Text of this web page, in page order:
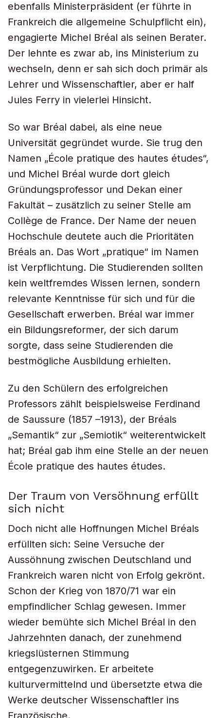
ebenfalls Ministerpräsident (er führte in
Frankreich die allgemeine Schulpflicht ein),
engagierte Michel Bréal als seinen Berater.
Der lehnte es zwar ab, ins Ministerium zu
wechseln, denn er sah sich doch primär als
Lehrer und Wissenschaftler, aber er half
Jules Ferry in vielerlei Hinsicht.
So war Bréal dabei, als eine neue
Universität gegründet wurde. Sie trug den
Namen „École pratique des hautes études“,
und Michel Bréal wurde dort gleich
Gründungsprofessor und Dekan einer
Fakultät – zusätzlich zu seiner Stelle am
Collège de France. Der Name der neuen
Hochschule deutete auch die Prioritäten
Bréals an. Das Wort „pratique“ im Namen
ist Verpflichtung. Die Studierenden sollten
kein weltfremdes Wissen lernen, sondern
relevante Kenntnisse für sich und für die
Gesellschaft erwerben. Bréal war immer
ein Bildungsreformer, der sich darum
sorgte, dass seine Studierenden die
bestmögliche Ausbildung erhielten.
Zu den Schülern des erfolgreichen
Professors zählt beispielsweise Ferdinand
de Saussure (1857 –1913), der Bréals
„Semantik“ zur „Semiotik“ weiterentwickelt
hat; Bréal gab ihm eine Stelle an der neuen
École pratique des hautes études.
Der Traum von Versöhnung erfüllt
sich nicht
Doch nicht alle Hoffnungen Michel Bréals
erfüllten sich: Seine Versuche der
Aussöhnung zwischen Deutschland und
Frankreich waren nicht von Erfolg gekrönt.
Schon der Krieg von 1870/71 war ein
empfindlicher Schlag gewesen. Immer
wieder bemühte sich Michel Bréal in den
Jahrzehnten danach, der zunehmend
kriegslüsternen Stimmung
entgegenzuwirken. Er arbeitete
kulturvermittelnd und übersetzte etwa die
Werke deutscher Wissenschaftler ins
Französische.